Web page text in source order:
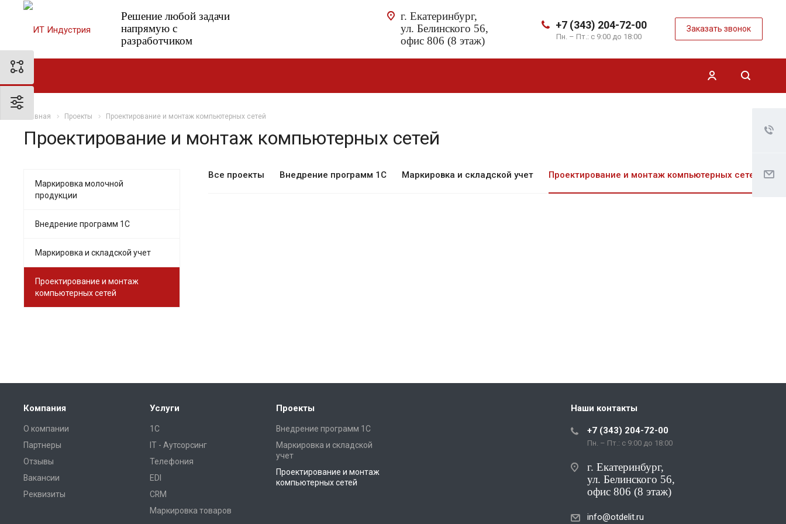
Решение любой задачи
напрямую с
разработчиком
+7 (343) 204-72-00
Пн. – Пт.: с 9:00 до 18:00
Заказать звонок
г. Екатеринбург,
ул. Белинского 56,
офис 806 (8 этаж)
Главная Проекты Проектирование и монтаж компьютерных сетей
Проектирование и монтаж компьютерных сетей
Все проекты Внедрение программ 1С Маркировка и складской учет Проектирование и монтаж компьютерных сетей
Маркировка молочной
продукции
Внедрение программ 1С
Маркировка и складской учет
Проектирование и монтаж
компьютерных сетей
Компания
О компании
Партнеры
Отзывы
Вакансии
Реквизиты
Услуги
1С
IT - Аутсорсинг
Телефония
EDI
CRM
Маркировка товаров
Проекты
Внедрение программ 1С
Маркировка и складской
учет
Проектирование и монтаж
компьютерных сетей
Наши контакты
+7 (343) 204-72-00
Пн. – Пт.: с 9:00 до 18:00
г. Екатеринбург,
ул. Белинского 56,
офис 806 (8 этаж)
info@otdelit.ru